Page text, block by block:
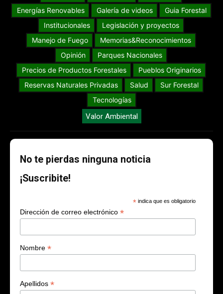
Energías Renovables
Galería de videos
Guia Forestal
Institucionales
Legislación y proyectos
Manejo de Fuego
Memorias&Reconocimientos
Opinión
Parques Nacionales
Precios de Productos Forestales
Pueblos Originarios
Reservas Naturales Privadas
Salud
Sur Forestal
Tecnologías
Valor Ambiental
No te pierdas ninguna noticia
¡Suscribite!
* indica que es obligatorio
Dirección de correo electrónico *
Nombre *
Apellidos *